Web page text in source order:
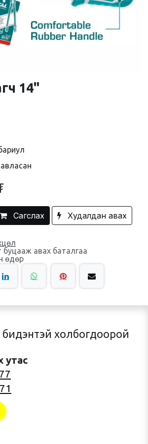
14"
Сагслах Худалдан авах
буцааж авах баталгаа
өдөр
бидэнтэй холбогдоорой
утас